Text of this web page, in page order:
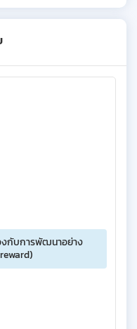
งกับการพัฒนาอย่าง